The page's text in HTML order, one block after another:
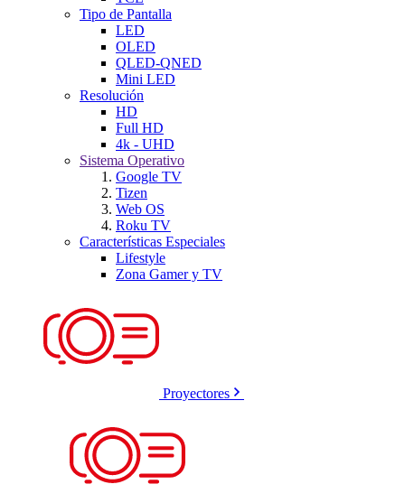
Tipo de Pantalla
LED
OLED
QLED-QNED
Mini LED
Resolución
HD
Full HD
4k - UHD
Sistema Operativo
Google TV
Tizen
Web OS
Roku TV
Características Especiales
Lifestyle
Zona Gamer y TV
Proyectores